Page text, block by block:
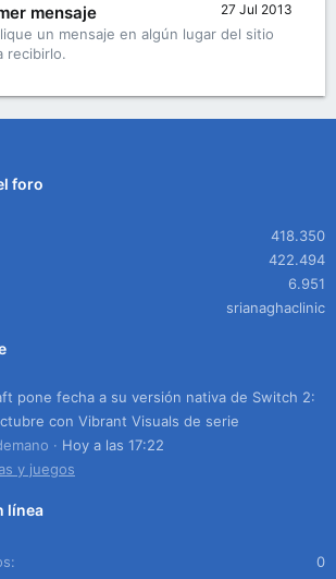
27 Jul 2013
mensaje
un mensaje en algún lugar del sitio
recibirlo.
foro
418.350
422.494
6.951
srianaghaclinic
pone fecha a su versión nativa de Switch 2:
con Vibrant Visuals de serie
Hoy a las 17:22
y juegos
línea
0